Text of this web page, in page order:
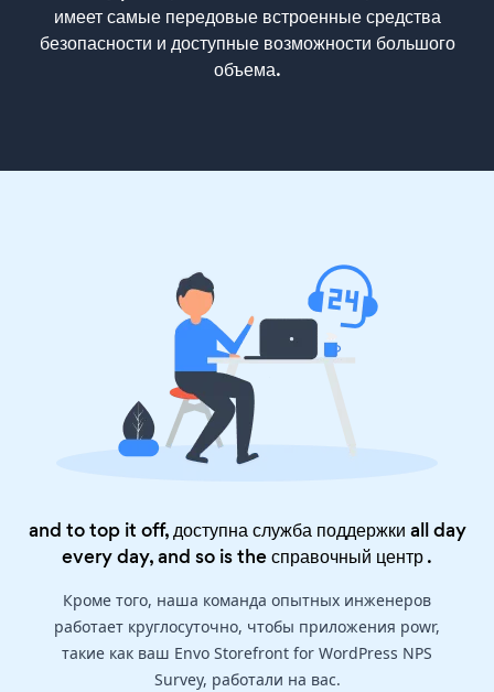
имеет самые передовые встроенные средства
безопасности и доступные возможности большого
объема.
and to top it off, доступна служба поддержки all day
every day, and so is theсправочный центр.
Кроме того, наша команда опытных инженеров
работает круглосуточно, чтобы приложения powr,
такие как ваш Envo Storefront for WordPress NPS
Survey, работали на вас.